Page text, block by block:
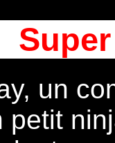
un
petit